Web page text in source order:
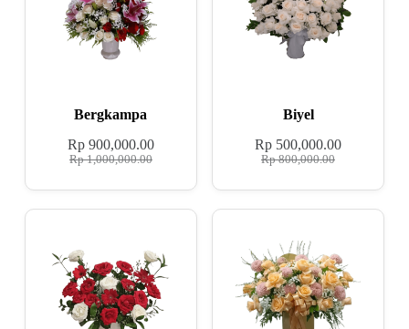
Bergkampa
Rp1,000,000.00
Rp900,000.00
Biyel
Rp800,000.00
Rp 500,000.00